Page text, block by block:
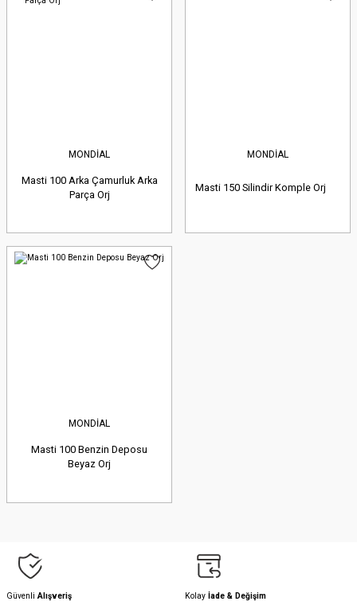
MONDİAL
Masti 100 Arka Çamurluk Arka
Parça Orj
MONDİAL
Masti 150 Silindir Komple Orj
MONDİAL
Masti 100 Benzin Deposu
Beyaz Orj
Güvenli Alışveriş Kolay İade & Değişim